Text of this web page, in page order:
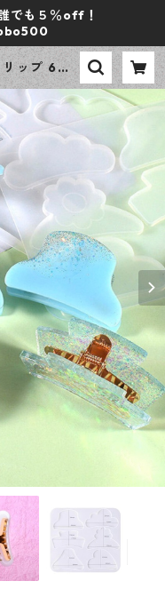
でも５％off！
ップ 6種
型 モール
en工房】 |